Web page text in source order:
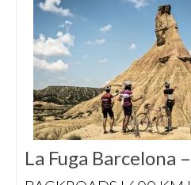
La Fuga Barcelona